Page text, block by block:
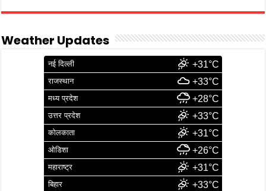
Weather Updates
नई दिल्ली +31°C
राजस्थान +33°C
मध्य प्रदेश +28°C
उत्तर प्रदेश +33°C
कोलकाता +31°C
ओडिशा +26°C
महाराष्ट्र +31°C
बिहार +33°C